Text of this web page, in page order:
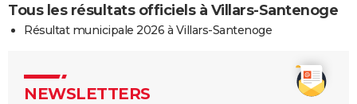
Tous les résultats officiels à Villars-Santenoge
Résultat municipale 2026 à Villars-Santenoge
NEWSLETTERS